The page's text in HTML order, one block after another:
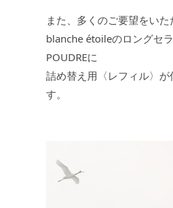
また、多くのご要望をい
blanche étoileのロングセ
POUDREに
詰め替え用〈レフィル〉が
す。